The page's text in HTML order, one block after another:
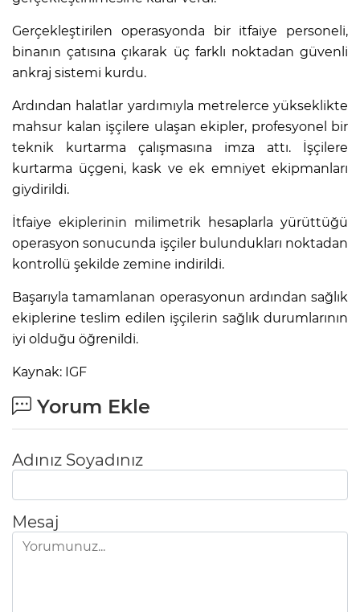
Gerçekleştirilen operasyonda bir itfaiye personeli,
binanın çatısına çıkarak üç farklı noktadan güvenli
ankraj sistemi kurdu.
Ardından halatlar yardımıyla metrelerce yükseklikte
mahsur kalan işçilere ulaşan ekipler, profesyonel bir
teknik kurtarma çalışmasına imza attı. İşçilere
kurtarma üçgeni, kask ve ek emniyet ekipmanları
giydirildi.
İtfaiye ekiplerinin milimetrik hesaplarla yürüttüğü
operasyon sonucunda işçiler bulundukları noktadan
kontrollü şekilde zemine indirildi.
Başarıyla tamamlanan operasyonun ardından sağlık
ekiplerine teslim edilen işçilerin sağlık durumlarının
iyi olduğu öğrenildi.
Kaynak: IGF
Yorum Ekle
Adınız Soyadınız
Mesaj